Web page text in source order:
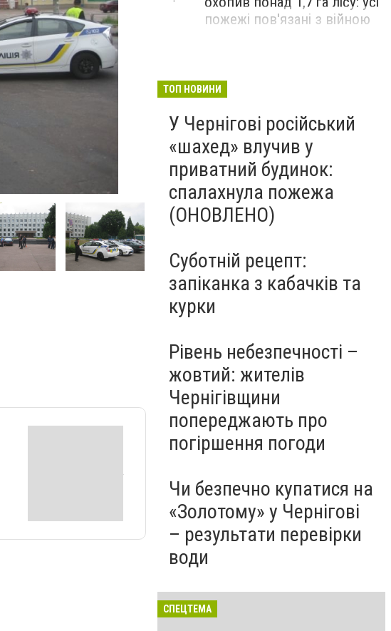
пожежі пов'язані з війною
ТОП НОВИНИ
У Чернігові російський
«шахед» влучив у
приватний будинок:
спалахнула пожежа
(ОНОВЛЕНО)
Суботній рецепт:
запіканка з кабачків та
курки
Рівень небезпечності –
жовтий: жителів
Чернігівщини
попереджають про
погіршення погоди
Чи безпечно купатися на
«Золотому» у Чернігові
– результати перевірки
води
СПЕЦТЕМА